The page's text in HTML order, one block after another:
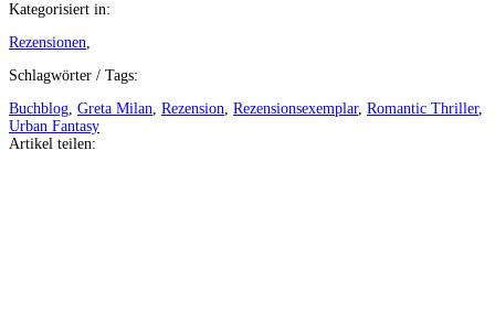
Kategorisiert in:
Rezensionen
Schlagwörter / Tags:
Buchblog Greta Milan Rezension Rezensionsexemplar, Romantic Thriller,
Urban Fantasy
Artikel teilen: